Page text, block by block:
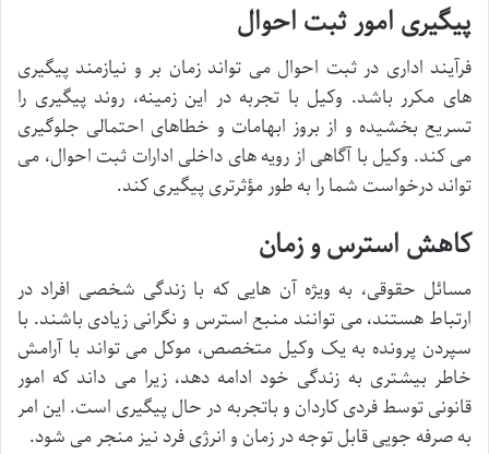
پیگیری امور ثبت احوال
فرآیند اداری در ثبت احوال می تواند زمان بر و نیازمند پیگیری
های مکرر باشد. وکیل با تجربه در این زمینه، روند پیگیری را
تسریع بخشیده و از بروز ابهامات و خطاهای احتمالی جلوگیری
می کند. وکیل با آگاهی از رویه های داخلی ادارات ثبت احوال، می
تواند درخواست شما را به طور مؤثرتری پیگیری کند.
کاهش استرس و زمان
مسائل حقوقی، به ویژه آن هایی که با زندگی شخصی افراد در
ارتباط هستند، می توانند منبع استرس و نگرانی زیادی باشند. با
سپردن پرونده به یک وکیل متخصص، موکل می تواند با آرامش
خاطر بیشتری به زندگی خود ادامه دهد، زیرا می داند که امور
قانونی توسط فردی کاردان و باتجربه در حال پیگیری است. این امر
به صرفه جویی قابل توجه در زمان و انرژی فرد نیز منجر می شود.